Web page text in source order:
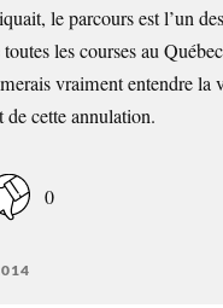
le parcours est l’un
les courses au
vraiment entendre la
cette annulation.
0